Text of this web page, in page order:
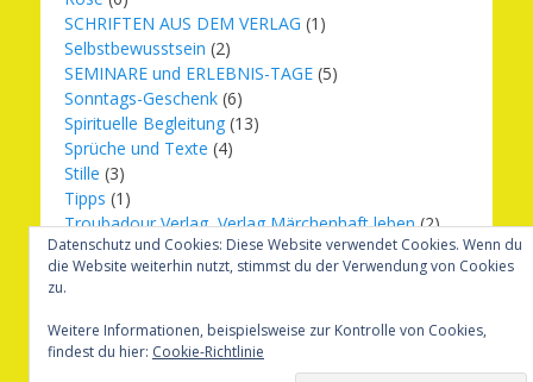
SCHRIFTEN AUS DEM VERLAG (1)
Selbstbewusstsein (2)
SEMINARE und ERLEBNIS-TAGE (5)
Sonntags-Geschenk (6)
Spirituelle Begleitung (13)
Sprüche und Texte (4)
Stille (3)
Tipps (1)
Troubadour Verlag, Verlag Märchenhaft leben(2)
Übungen (1)
Urbilder(20)
Verlag Märchenhaft leben
Weihnachten(16)
Datenschutz und Cookies: Diese Website verwendet Cookies. Wenn du
die Website weiterhin nutzt, stimmst du der Verwendung von Cookies
zu.
Weitere Informationen, beispielsweise zur Kontrolle von Cookies,
findest du hier: Cookie-Richtlinie